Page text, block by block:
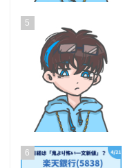
5
6